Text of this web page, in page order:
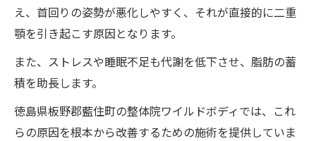
え、首回りの姿勢が悪化しやすく、それが直接的に二重
顎を引き起こす原因となります。
また、ストレスや睡眠不足も代謝を低下させ、脂肪の蓄
積を助長します。
徳島県板野郡藍住町の整体院ワイルドボディでは、これ
らの原因を根本から改善するための施術を提供していま